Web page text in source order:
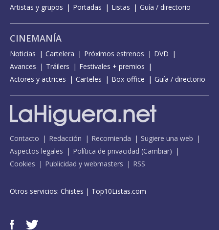
Artistas y grupos
Portadas Listas Guía / directorio
CINEMANÍA
Noticias Cartelera Próximos estrenos
DVD
Avances
Tráilers
Festivales + premios
Actores y actrices
Carteles Box-office Guía / directorio
Contacto Redacción Recomienda
Sugiere una web
Aspectos legales
Política de privacidad (Cambiar)
Cookies
Publicidad y webmasters RSS
Otros servicios: Chistes | Top10Listas.com